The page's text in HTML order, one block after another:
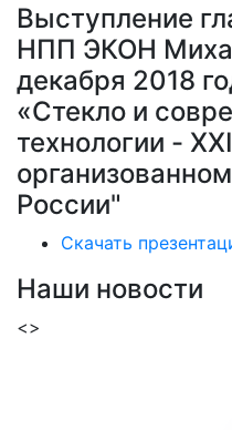
Выступление
НПП ЭКОН
декабря 2018
«Стекло и
технологии -
России"
Скачать
Наши новости
<>